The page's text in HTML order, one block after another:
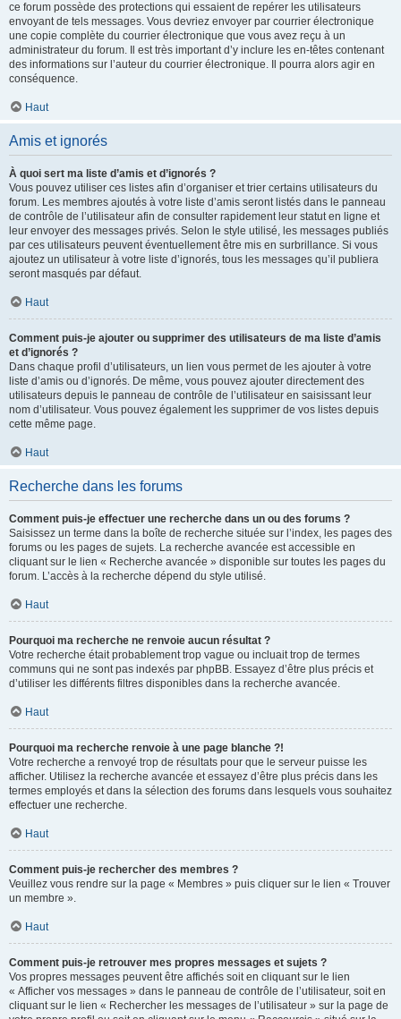
ce forum possède des protections qui essaient de repérer les utilisateurs
envoyant de tels messages. Vous devriez envoyer par courrier électronique
une copie complète du courrier électronique que vous avez reçu à un
administrateur du forum. Il est très important d’y inclure les en-têtes contenant
des informations sur l’auteur du courrier électronique. Il pourra alors agir en
conséquence.
Haut
Amis et ignorés
À quoi sert ma liste d’amis et d’ignorés ?
Vous pouvez utiliser ces listes afin d’organiser et trier certains utilisateurs du
forum. Les membres ajoutés à votre liste d’amis seront listés dans le panneau
de contrôle de l’utilisateur afin de consulter rapidement leur statut en ligne et
leur envoyer des messages privés. Selon le style utilisé, les messages publiés
par ces utilisateurs peuvent éventuellement être mis en surbrillance. Si vous
ajoutez un utilisateur à votre liste d’ignorés, tous les messages qu’il publiera
seront masqués par défaut.
Haut
Comment puis-je ajouter ou supprimer des utilisateurs de ma liste d’amis
et d’ignorés ?
Dans chaque profil d’utilisateurs, un lien vous permet de les ajouter à votre
liste d’amis ou d’ignorés. De même, vous pouvez ajouter directement des
utilisateurs depuis le panneau de contrôle de l’utilisateur en saisissant leur
nom d’utilisateur. Vous pouvez également les supprimer de vos listes depuis
cette même page.
Haut
Recherche dans les forums
Comment puis-je effectuer une recherche dans un ou des forums ?
Saisissez un terme dans la boîte de recherche située sur l’index, les pages des
forums ou les pages de sujets. La recherche avancée est accessible en
cliquant sur le lien « Recherche avancée » disponible sur toutes les pages du
forum. L’accès à la recherche dépend du style utilisé.
Haut
Pourquoi ma recherche ne renvoie aucun résultat ?
Votre recherche était probablement trop vague ou incluait trop de termes
communs qui ne sont pas indexés par phpBB. Essayez d’être plus précis et
d’utiliser les différents filtres disponibles dans la recherche avancée.
Haut
Pourquoi ma recherche renvoie à une page blanche ?!
Votre recherche a renvoyé trop de résultats pour que le serveur puisse les
afficher. Utilisez la recherche avancée et essayez d’être plus précis dans les
termes employés et dans la sélection des forums dans lesquels vous souhaitez
effectuer une recherche.
Haut
Comment puis-je rechercher des membres ?
Veuillez vous rendre sur la page « Membres » puis cliquer sur le lien « Trouver
un membre ».
Haut
Comment puis-je retrouver mes propres messages et sujets ?
Vos propres messages peuvent être affichés soit en cliquant sur le lien
« Afficher vos messages » dans le panneau de contrôle de l’utilisateur, soit en
cliquant sur le lien « Rechercher les messages de l’utilisateur » sur la page de